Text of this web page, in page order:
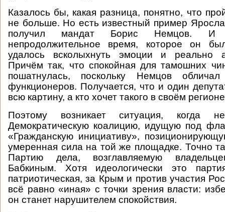
Казалось бы, какая разница, понятно, что
не больше. Но есть известный пример
получил мандат Борис Немцов. И
непродолжительное время, которое он
удалось всколыхнуть эмоции и реально
Причём так, что спокойная для тамошних
пошатнулась, поскольку Немцов обличал
функционеров. Получается, что и один
всю картину, а кто хочет такого в своём
Поэтому возникает ситуация, когда
Демократическую коалицию, идущую под
«Гражданскую инициативу»,
умеренная сила на той же площадке. Точно
Партию дела, возглавляемую
Бабкиным. Хотя идеологически это
патриотическая, за Крым и против участия
всё равно «иная» с точки зрения власти:
он станет нарушителем спокойствия.